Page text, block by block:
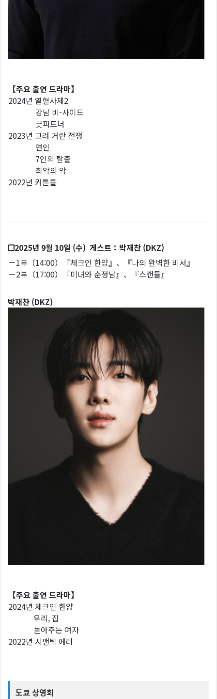
【주요 출연 드라마】
2024년 열혈사제2
강남 비-사이드
굿파트너
2023년 고려 거란 전쟁
연인
7인의 탈출
최악의 악
2022년 커튼콜
❐2025년 9월 10일 (수) 게스트：박재찬 (DKZ)
－1부（14:00）『체크인 한양』、『나의 완벽한 비서』
－2부（17:00）『미녀와 순정남』、『스캔들』
박재찬 (DKZ)
【주요 출연 드라마】
2024년 체크인 한양
우리, 집
놀아주는 여자
2022년 시맨틱 에러
도쿄 상영회